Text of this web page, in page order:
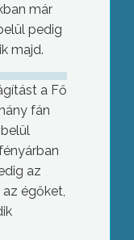
már
pedig
majd.
a Fő
fán
az
égőket,